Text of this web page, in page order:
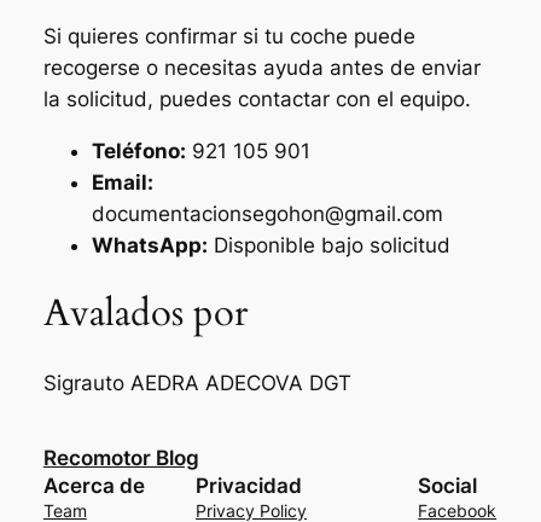
Si quieres confirmar si tu coche puede
recogerse o necesitas ayuda antes de enviar
la solicitud, puedes contactar con el equipo.
Teléfono: 921 105 901
Email:
documentacionsegohon@gmail.com
WhatsApp: Disponible bajo solicitud
Avalados por
Sigrauto AEDRA ADECOVA DGT
Recomotor Blog
Acerca de
Team
Privacidad
Privacy Policy
Social
Facebook